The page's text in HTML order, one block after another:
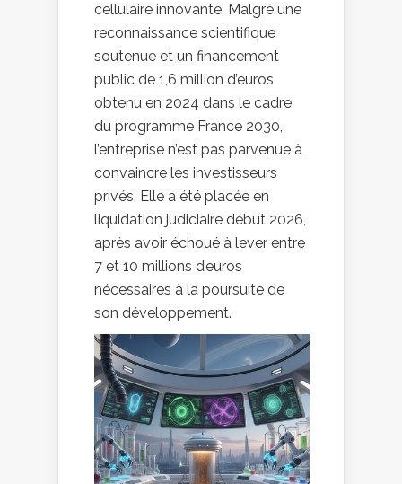
cellulaire innovante. Malgré une
reconnaissance scientifique
soutenue et un financement
public de 1,6 million d’euros
obtenu en 2024 dans le cadre
du programme France 2030,
l’entreprise n’est pas parvenue à
convaincre les investisseurs
privés. Elle a été placée en
liquidation judiciaire début 2026,
après avoir échoué à lever entre
7 et 10 millions d’euros
nécessaires à la poursuite de
son développement.